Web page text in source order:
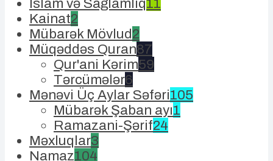
İslam və Sağlamlıq11
Kainat2
Mübarək Mövlud2
Müqəddəs Quran87
Qur'ani Kərim59
Tərcümələr6
Mənəvi Üç Aylar Səfəri105
Mübarək Şaban ayı1
Ramazani-Şərif24
Məxluqlar3
Namaz104